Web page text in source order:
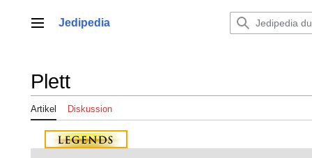
springenHauptmenü
Jedipedia
Plett
Artikel Diskussion